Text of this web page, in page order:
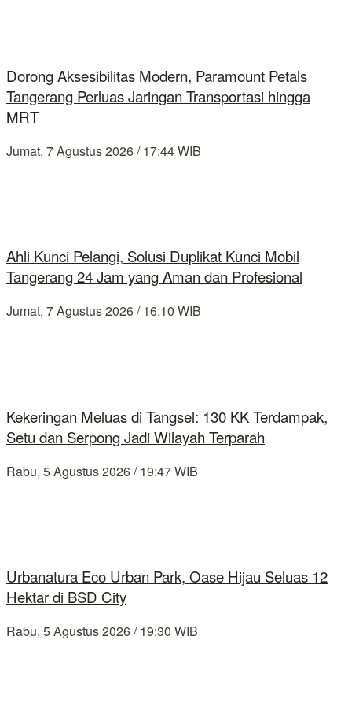
Dorong Aksesibilitas Modern, Paramount Petals
Tangerang Perluas Jaringan Transportasi hingga
MRT
Jumat, 7 Agustus 2026 / 17:44 WIB
Ahli Kunci Pelangi, Solusi Duplikat Kunci Mobil
Tangerang 24 Jam yang Aman dan Profesional
Jumat, 7 Agustus 2026 / 16:10 WIB
Kekeringan Meluas di Tangsel: 130 KK Terdampak,
Setu dan Serpong Jadi Wilayah Terparah
Rabu, 5 Agustus 2026 / 19:47 WIB
Urbanatura Eco Urban Park, Oase Hijau Seluas 12
Hektar di BSD City
Rabu, 5 Agustus 2026 / 19:30 WIB